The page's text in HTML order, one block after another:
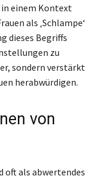
einem Kontext
als ‚Schlampe‘
dieses Begriffs
zu
sondern verstärkt
herabwürdigen.
von
oft als abwertendes